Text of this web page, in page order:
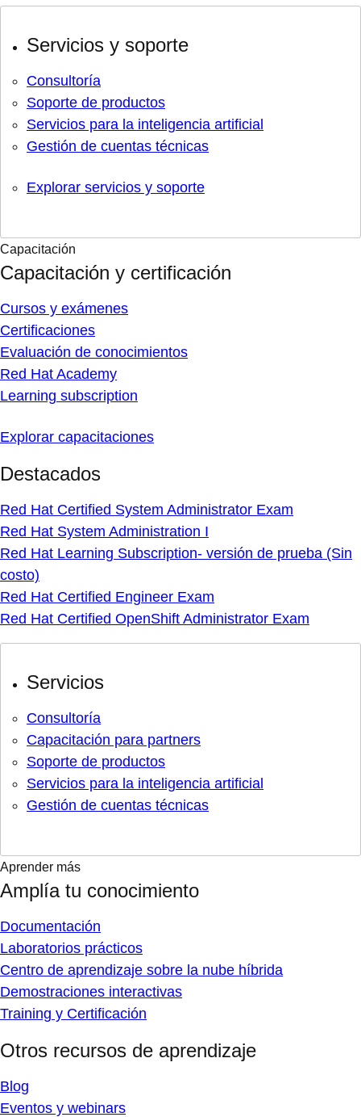
Servicios y soporte
Consultoría
Soporte de productos
Servicios para la inteligencia artificial
Gestión de cuentas técnicas
Explorar servicios y soporte
Capacitación
Capacitación y certificación
Cursos y exámenes
Certificaciones
Evaluación de conocimientos
Red Hat Academy
Learning subscription
Explorar capacitaciones
Destacados
Red Hat Certified System Administrator Exam
Red Hat System Administration I
Red Hat Learning Subscription- versión de prueba (Sin
costo)
Red Hat Certified Engineer Exam
Red Hat Certified OpenShift Administrator Exam
Servicios
Consultoría
Capacitación para partners
Soporte de productos
Servicios para la inteligencia artificial
Gestión de cuentas técnicas
Aprender más
Amplía tu conocimiento
Documentación
Laboratorios prácticos
Centro de aprendizaje sobre la nube híbrida
Demostraciones interactivas
Training y Certificación
Otros recursos de aprendizaje
Blog
Eventos y webinars